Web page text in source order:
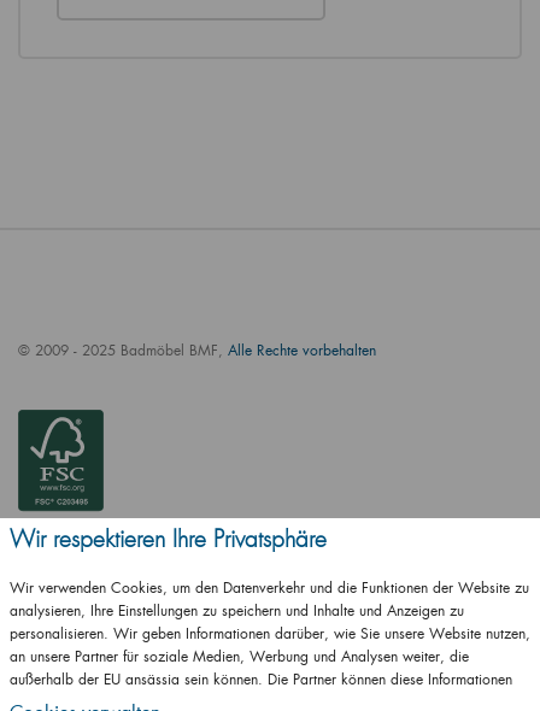
© 2009 - 2025 Badmöbel BMF, Alle Rechte vorbehalten
ČSN EN ISO
Wir respektieren Ihre Privatsphäre
Wir verwenden Cookies, um den Datenverkehr und die Funktionen der Website zu
analysieren, Ihre Einstellungen zu speichern und Inhalte und Anzeigen zu
personalisieren. Wir geben Informationen darüber, wie Sie unsere Website nutzen,
an unsere Partner für soziale Medien, Werbung und Analysen weiter, die
außerhalb der EU ansässig sein können. Die Partner können diese Informationen
mit anderen Informationen kombinieren, die Sie ihnen zur Verfügung gestellt haben